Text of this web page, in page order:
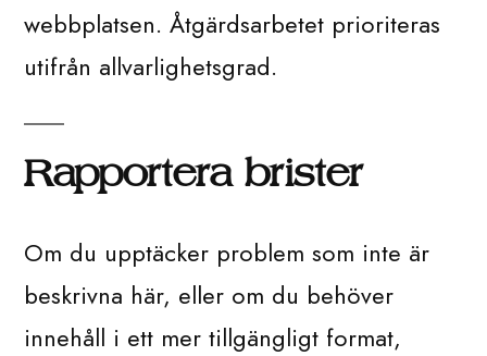
webbplatsen. Åtgärdsarbetet prioriteras
utifrån allvarlighetsgrad.
Rapportera brister
Om du upptäcker problem som inte är
beskrivna här, eller om du behöver
innehåll i ett mer tillgängligt format,